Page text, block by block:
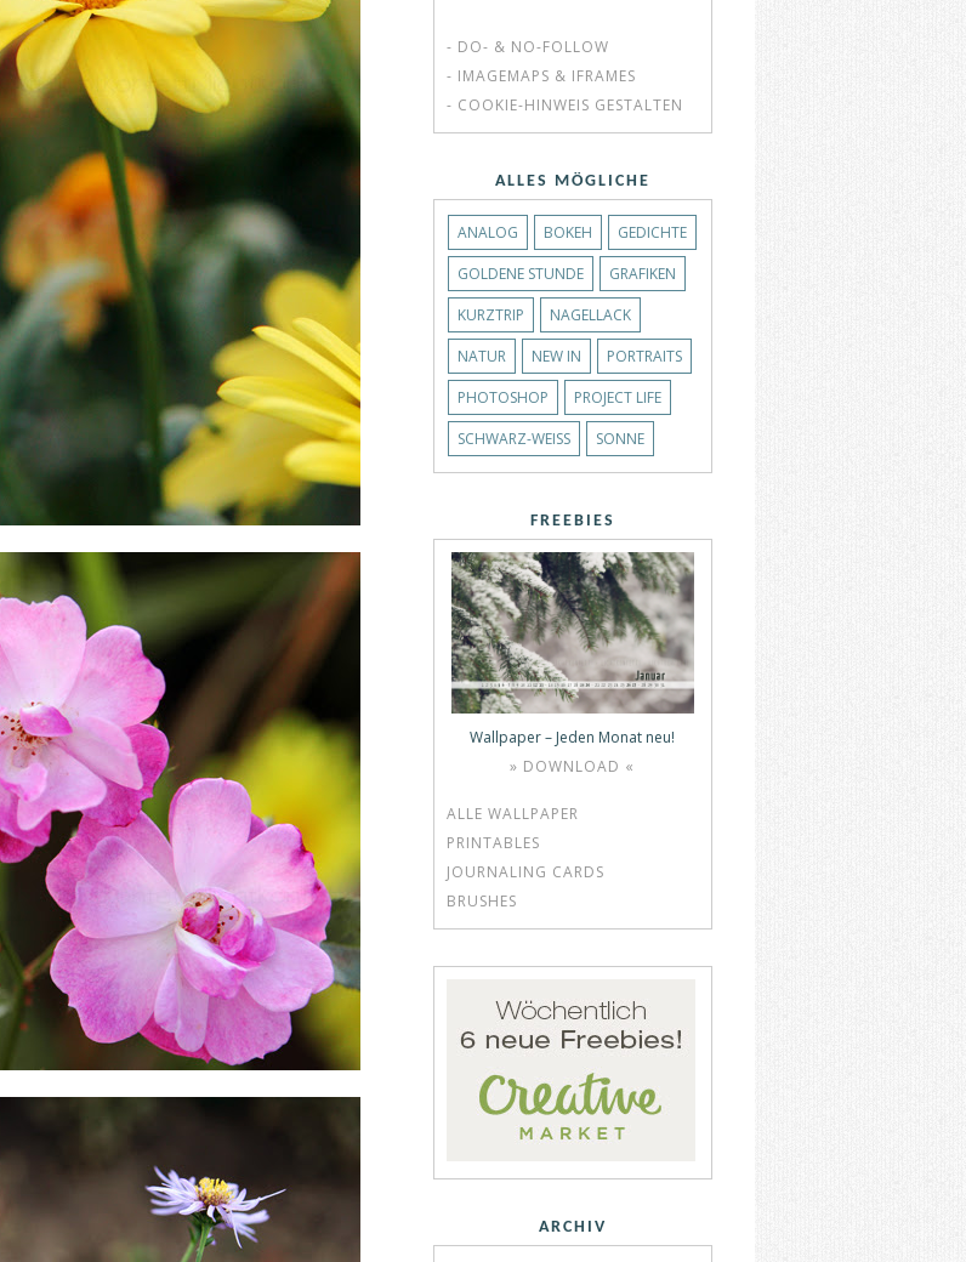
- DO- & NO-FOLLOW
- IMAGEMAPS & IFRAMES
- COOKIE-HINWEIS GESTALTEN
ALLES MÖGLICHE
ANALOG BOKEH
GEDICHTE
GOLDENE STUNDE
GRAFIKEN
KURZTRIP
NAGELLACK
NATUR
NEW IN
PORTRAITS
PHOTOSHOP
PROJECT LIFE
SCHWARZ-WEISS
SONNE
FREEBIES
Wallpaper – Jeden Monat neu!
» DOWNLOAD «
ALLE WALLPAPER
PRINTABLES
JOURNALING CARDS
BRUSHES
ARCHIV